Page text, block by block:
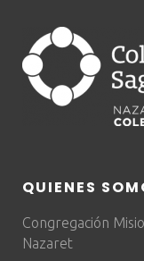
QUIENES
Congregación
Nazaret